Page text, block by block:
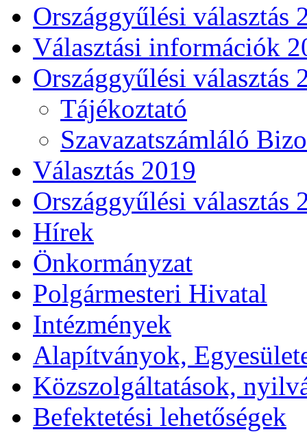
Országgyűlési választás
Választási információk
Országgyűlési választás
Tájékoztató
Szavazatszámláló
Választás 2019
Országgyűlési választás
Hírek
Önkormányzat
Polgármesteri Hivatal
Intézmények
Alapítványok,
Közszolgáltatások,
Befektetési lehetőségek